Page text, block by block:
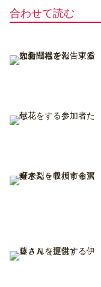
合わせて読む